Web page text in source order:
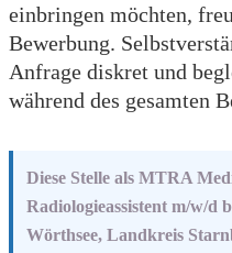
einbringen möchten,
Bewerbung.
Anfrage diskret und
während des gesamten
Diese Stelle als MTRA
Radiologieassistent m/w/d
Wörthsee, Landkreis